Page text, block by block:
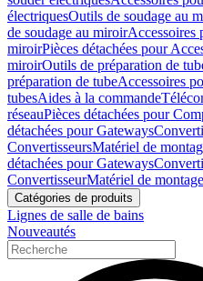
électriquesOutils de soudage au
de soudage au miroirAccessoires
miroirPièces détachées pour
miroirOutils de préparation de
préparation de tubeAccessoires
tubesAides à la commande
réseauPièces détachées pour
détachées pour Gateways
ConvertisseursMatériel de
détachées pour Gateways
ConvertisseurMatériel de montage
Catégories de produits
Lignes de salle de bains
Nouveautés